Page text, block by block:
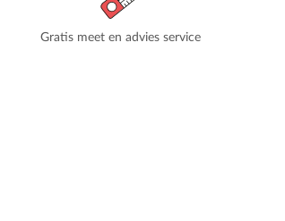
Gratis meet en advies service